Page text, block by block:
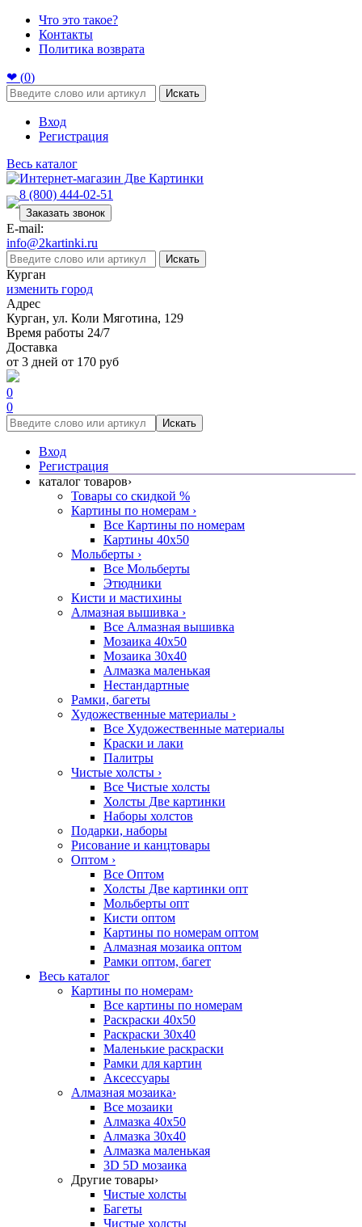
Что это такое?
Контакты
Политика возврата
❤ (0)
Искать
Вход
Регистрация
Весь каталог
8 (800) 444-02-51
Заказать звонок
E-mail:
info@2kartinki.ru
Искать
Курган
изменить город
Адрес
Курган, ул. Коли Мяготина, 129
Время работы 24/7
Доставка
от 3 дней от 170 руб
0
0
Искать
Вход
Регистрация
каталог товаров›
Товары со скидкой %
Картины по номерам ›
Все Картины по номерам
Картины 40x50
Мольберты ›
Все Мольберты
Этюдники
Кисти и мастихины
Алмазная вышивка ›
Все Алмазная вышивка
Мозаика 40x50
Мозаика 30x40
Алмазка маленькая
Нестандартные
Рамки, багеты
Художественные материалы ›
Все Художественные материалы
Краски и лаки
Палитры
Чистые холсты ›
Все Чистые холсты
Холсты Две картинки
Наборы холстов
Подарки, наборы
Рисование и канцтовары
Оптом ›
Все Оптом
Холсты Две картинки опт
Мольберты опт
Кисти оптом
Картины по номерам оптом
Алмазная мозаика оптом
Рамки оптом, багет
Весь каталог
Картины по номерам›
Все картины по номерам
Раскраски 40х50
Раскраски 30х40
Маленькие раскраски
Рамки для картин
Аксессуары
Алмазная мозаика›
Все мозаики
Алмазка 40х50
Алмазка 30х40
Алмазка маленькая
3D 5D мозаика
Другие товары›
Чистые холсты
Багеты
Чистые холсты